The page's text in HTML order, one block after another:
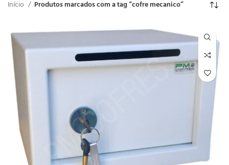
Início Produtos marcados com a tag “cofre mecanico”